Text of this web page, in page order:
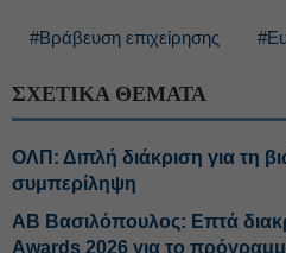
#Βράβευση επιχείρησης
ΣΧΕΤΙΚΑ ΘΕΜΑΤΑ
ΟΛΠ: Διπλή διάκριση για τη
συμπερίληψη
ΑΒ Βασιλόπουλος: Επτά
Awards 2026 για το